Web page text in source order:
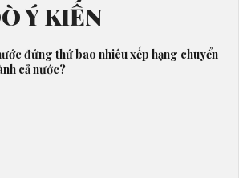
Ý KIẾN
đứng thứ bao nhiêu xếp hạng chuyển
cả nước?